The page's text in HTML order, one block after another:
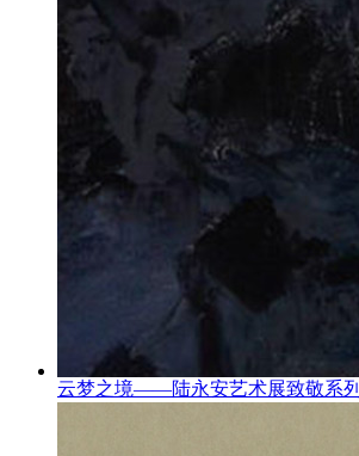
云梦之境——陆永安艺术展致敬系列